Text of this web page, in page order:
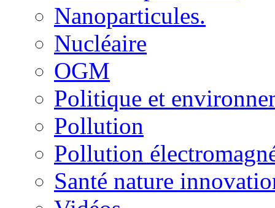
Nanoparticules.
Nucléaire
OGM
Politique et
Pollution
Pollution
Santé nature